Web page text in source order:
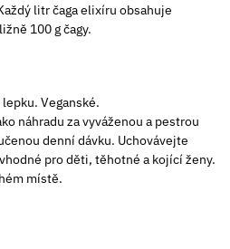
litr čaga elixíru obsahuje
100 g čagy.
Veganské.
náhradu za vyváženou a pestrou
denní dávku. Uchovávejte
pro děti, těhotné a kojící ženy.
místě.